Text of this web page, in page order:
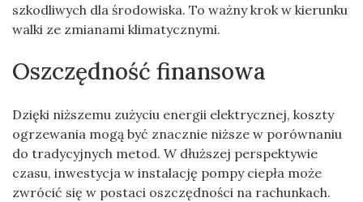
szkodliwych dla środowiska. To ważny krok w kierunku
walki ze zmianami klimatycznymi.
Oszczędność finansowa
Dzięki niższemu zużyciu energii elektrycznej, koszty
ogrzewania mogą być znacznie niższe w porównaniu
do tradycyjnych metod. W dłuższej perspektywie
czasu, inwestycja w instalację pompy ciepła może
zwrócić się w postaci oszczędności na rachunkach.